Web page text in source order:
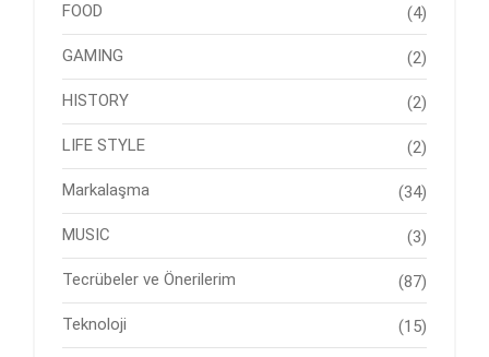
FOOD (4)
GAMING (2)
HISTORY (2)
LIFE STYLE (2)
Markalaşma (34)
MUSIC (3)
Tecrübeler ve Önerilerim (87)
Teknoloji (15)